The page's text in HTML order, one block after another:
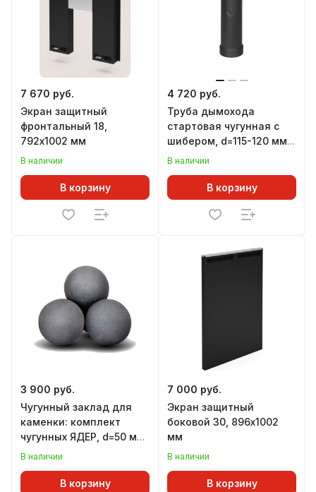
7 670 руб.
Экран защитный
фронтальный 18,
792х1002 мм
В наличии
В корзину
4 720 руб.
Труба дымохода
стартовая чугунная с
шибером, d=115-120 мм,
L=500 мм, ВЕЗУВИЙ
В наличии
В корзину
3 900 руб.
Чугунный заклад для
каменки: комплект
чугунных ЯДЕР, d=50 мм
(12 шт), ГЕФЕСТ
В наличии
В корзину
7 000 руб.
Экран защитный
боковой 30, 896х1002
мм
В наличии
В корзину